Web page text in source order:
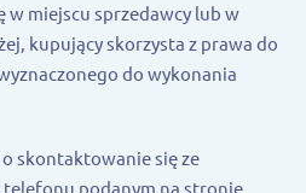
w miejscu sprzedawcy lub w
kupujący skorzysta z prawa do
do wykonania
skontaktowanie się ze
podanym na stronie